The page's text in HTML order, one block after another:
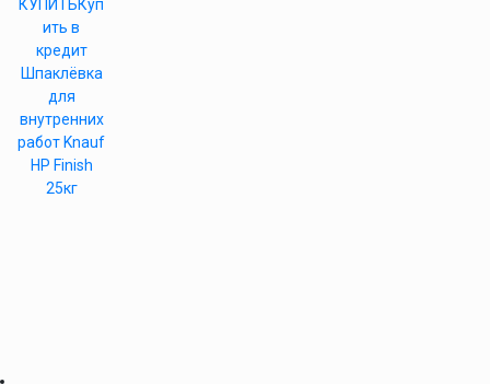
КУПИТЬКуп
ить в
кредит
Шпаклёвка
для
внутренних
работ Knauf
HP Finish
25кг